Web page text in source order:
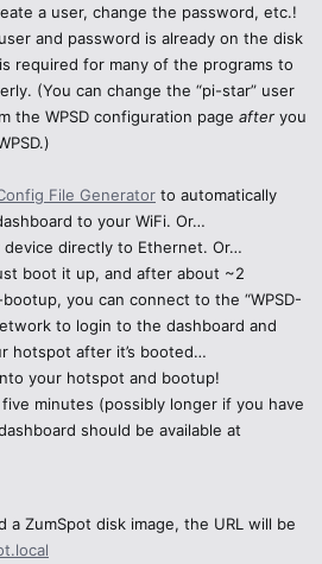
a user, change the password, etc.!
and password is already on the disk
required for many of the programs to
(You can change the “pi-star” user
the WPSD configuration page after you
File Generator to automatically
to your WiFi. Or…
device directly to Ethernet. Or…
boot it up, and after about ~2
you can connect to the “WPSD-
to login to the dashboard and
hotspot after it’s booted…
your hotspot and bootup!
minutes (possibly longer if you have
should be available at
a ZumSpot disk image, the URL will be